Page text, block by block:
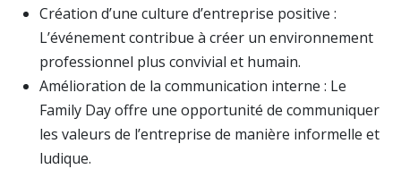
Création d’une culture d’entreprise positive :
L’événement contribue à créer un environnement
professionnel plus convivial et humain.
Amélioration de la communication interne : Le
Family Day offre une opportunité de communiquer
les valeurs de l’entreprise de manière informelle et
ludique.